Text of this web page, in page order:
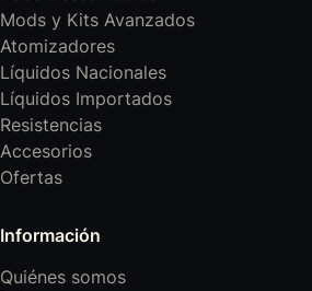
Mods y Kits Avanzados
Atomizadores
Líquidos Nacionales
Líquidos Importados
Resistencias
Accesorios
Ofertas
Información
Quiénes somos